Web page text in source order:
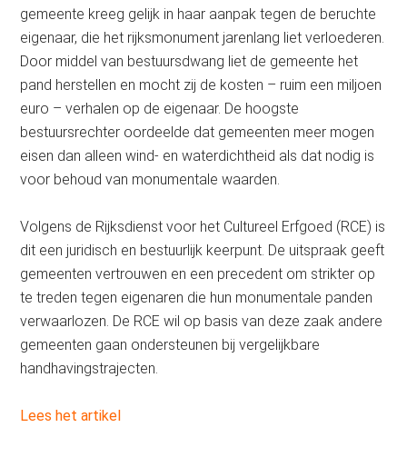
gemeente kreeg gelijk in haar aanpak tegen de beruchte
eigenaar, die het rijksmonument jarenlang liet verloederen.
Door middel van bestuursdwang liet de gemeente het
pand herstellen en mocht zij de kosten – ruim een miljoen
euro – verhalen op de eigenaar. De hoogste
bestuursrechter oordeelde dat gemeenten meer mogen
eisen dan alleen wind- en waterdichtheid als dat nodig is
voor behoud van monumentale waarden.
Volgens de Rijksdienst voor het Cultureel Erfgoed (RCE) is
dit een juridisch en bestuurlijk keerpunt. De uitspraak geeft
gemeenten vertrouwen en een precedent om strikter op
te treden tegen eigenaren die hun monumentale panden
verwaarlozen. De RCE wil op basis van deze zaak andere
gemeenten gaan ondersteunen bij vergelijkbare
handhavingstrajecten.
Lees het artikel